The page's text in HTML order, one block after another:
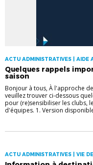
ACTU ADMINISTRATIVES | AIDE
Quelques rappels
saison
Bonjour à tous, À l'approche
veuillez trouver ci-dessous
pour (re)sensibiliser les clubs,
d'équipes. 1. ‎Version
ACTU ADMINISTRATIVES | VIE